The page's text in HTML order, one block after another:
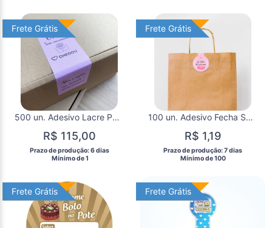
Frete Grátis
Frete Grátis
500 un. Adesivo Lacre Personalizado Retangular 3x6cm
R$ 115,00
Prazo de produção: 6 dias
  Mínimo de 1
Frete Grátis
Frete Grátis
100 un. Adesivo Fecha Sacola Personalizados
R$ 1,19
Prazo de produção: 7 dias
  Mínimo de 100
Frete Grátis
Frete Grátis Frete Grátis
Frete Grátis